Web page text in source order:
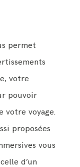
permet
votre
pouvoir
votre voyage.
proposées
vous
d’un